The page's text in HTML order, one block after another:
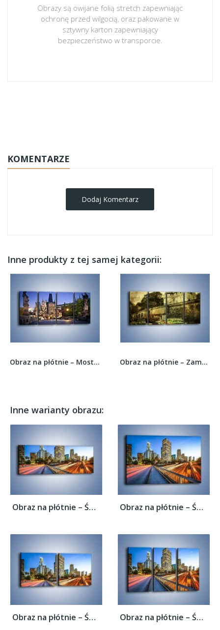
Obrazy są owijane folią stretch zapewniając
ochronę przed wilgocią, oraz pakowane w
sztywny karton zapewniający
bezpieczeństwo w transporcie.
KOMENTARZE
Dodaj Komentarz
Inne produkty z tej samej kategorii:
Obraz na płótnie – Most Karola w Pradze –... Obraz na płótnie – Zamek w stylu vintage –...
Inne warianty obrazu:
Obraz na płótnie – Światła Los Angeles o... Obraz na płótnie – Światła Los Angeles o...
Obraz na płótnie – Światła Los Angeles o... Obraz na płótnie – Światła Los Angeles o...